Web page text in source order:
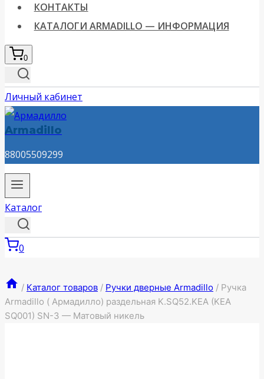
КОНТАКТЫ
КАТАЛОГИ ARMADILLO — ИНФОРМАЦИЯ
0
Личный кабинет
Armadillo
88005509299
Каталог
0
/ Каталог товаров / Ручки дверные Armadillo / Ручка
Armadillo ( Армадилло) раздельная K.SQ52.KEA (KEA
SQ001) SN-3 — Матовый никель